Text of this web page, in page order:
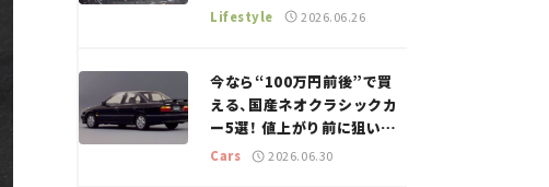
Lifestyle 2026.06.26
今なら“100万円前後”で買
える、国産ネオクラシックカ
ー5選！ 値上がり前に狙いた
い、中古車探しをお手伝い――ち
Cars 2026.06.30